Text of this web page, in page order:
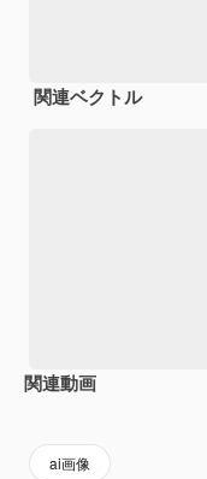
関連ベクトル
関連動画
ai画像